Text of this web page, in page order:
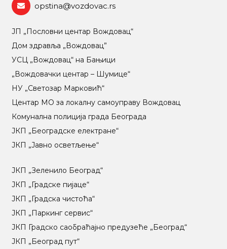
opstina@vozdovac.rs
ЈП „Пословни центар Вождовац“
Дом здравља „Вождовац”
УСЦ „Вождовац“ на Бањици
„Вождовачки центар – Шумице“
НУ „Светозар Марковић“
Центар МO за локалну самоуправу Вождовац
Комунална полиција града Београда
ЈКП „Београдске електране“
ЈКП „Јавно осветљење“
ЈКП „Зеленило Београд“
ЈКП „Градске пијаце“
ЈКП „Градска чистоћа“
ЈКП „Паркинг сервис“
ЈКП Градско саобраћајно предузеће „Београд“
ЈКП „Београд пут“